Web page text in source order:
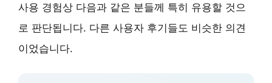
사용 경험상 다음과 같은 분들께 특히 유용할 것으
로 판단됩니다. 다른 사용자 후기들도 비슷한 의견
이었습니다.